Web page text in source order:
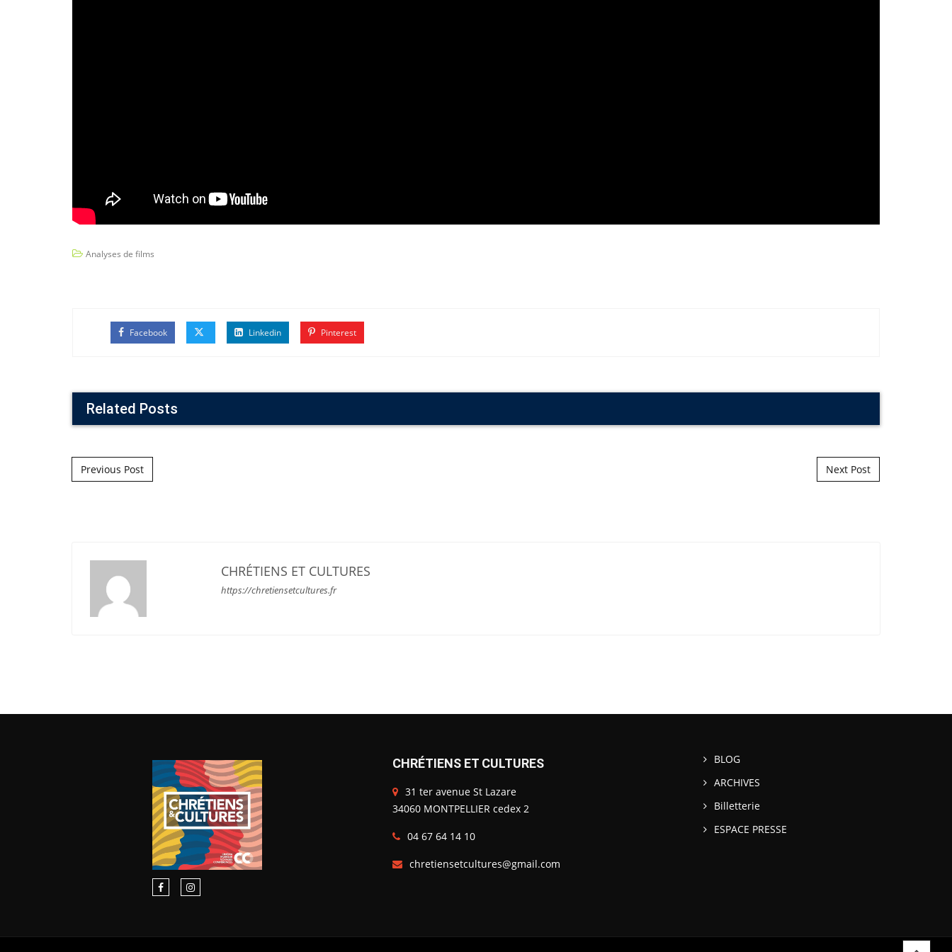
Analyses de films
Facebook Linkedin Pinterest
Related Posts
Post navigation
Previous Post Next Post
CHRÉTIENS ET CULTURES
https://chretiensetcultures.fr
CHRÉTIENS ET CULTURES
31 ter avenue St Lazare
34060 MONTPELLIER cedex 2
04 67 64 14 10
chretiensetcultures@gmail.com
BLOG
ARCHIVES
Billetterie
ESPACE PRESSE